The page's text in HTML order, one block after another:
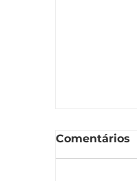
Comentários